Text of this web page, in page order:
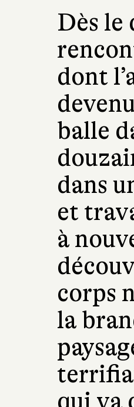
Dès le
dont
balle
dans
et
à
corps
la
qui va